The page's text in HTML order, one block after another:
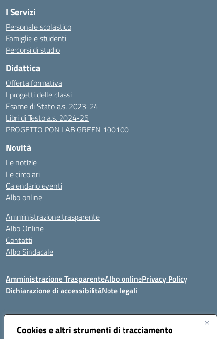
Cookies e altri strumenti di tracciamento
I Servizi
Personale scolastico
Famiglie e studenti
Percorsi di studio
Didattica
Offerta formativa
I progetti delle classi
Esame di Stato a.s. 2023-24
Libri di Testo a.s. 2024-25
PROGETTO PON LAB GREEN 100100
Novità
Le notizie
Le circolari
Calendario eventi
Albo online
Amministrazione trasparente
Albo Online
Contatti
Albo Sindacale
Amministrazione TrasparenteAlbo onlinePrivacy Policy
Dichiarazione di accessibilitàNote legali
Indirizzo:Via De Martis s.n.c. 07029 Tempio Pausania (OT)